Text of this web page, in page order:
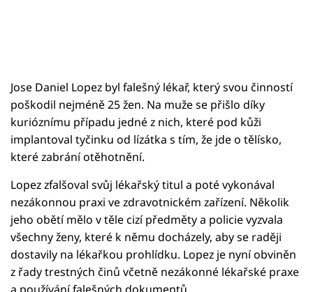
Jose Daniel Lopez byl falešný lékař, který svou činností
poškodil nejméně 25 žen. Na muže se přišlo díky
kurióznímu případu jedné z nich, které pod kůži
implantoval tyčinku od lízátka s tím, že jde o tělísko,
které zabrání otěhotnění.
Lopez zfalšoval svůj lékařský titul a poté vykonával
nezákonnou praxi ve zdravotnickém zařízení. Několik
jeho obětí mělo v těle cizí předměty a policie vyzvala
všechny ženy, které k němu docházely, aby se raději
dostavily na lékařkou prohlídku. Lopez je nyní obviněn
z řady trestných činů včetně nezákonné lékařské praxe